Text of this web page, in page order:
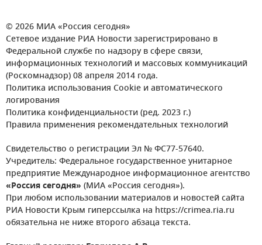
© 2026 МИА «Россия сегодня»
Сетевое издание РИА Новости зарегистрировано в
Федеральной службе по надзору в сфере связи,
информационных технологий и массовых коммуникаций
(Роскомнадзор) 08 апреля 2014 года.
Политика использования Cookie и автоматического
логирования
Политика конфиденциальности (ред. 2023 г.)
Правила применения рекомендательных технологий
Свидетельство о регистрации Эл № ФС77-57640.
Учредитель: Федеральное государственное унитарное
предприятие Международное информационное агентство
«Россия сегодня» (МИА «Россия сегодня»).
При любом использовании материалов и новостей сайта
РИА Новости Крым гиперссылка на https://crimea.ria.ru
обязательна не ниже второго абзаца текста.